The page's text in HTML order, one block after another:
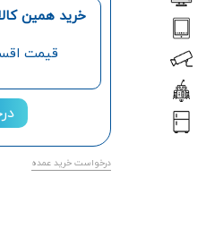
خرید همین
قیمت
درخواست خرید عمده